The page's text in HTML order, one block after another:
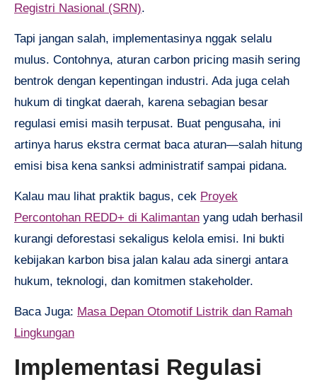
Registri Nasional (SRN).
Tapi jangan salah, implementasinya nggak selalu
mulus. Contohnya, aturan carbon pricing masih sering
bentrok dengan kepentingan industri. Ada juga celah
hukum di tingkat daerah, karena sebagian besar
regulasi emisi masih terpusat. Buat pengusaha, ini
artinya harus ekstra cermat baca aturan—salah hitung
emisi bisa kena sanksi administratif sampai pidana.
Kalau mau lihat praktik bagus, cek Proyek
Percontohan REDD+ di Kalimantan yang udah berhasil
kurangi deforestasi sekaligus kelola emisi. Ini bukti
kebijakan karbon bisa jalan kalau ada sinergi antara
hukum, teknologi, dan komitmen stakeholder.
Baca Juga: Masa Depan Otomotif Listrik dan Ramah
Lingkungan
Implementasi Regulasi